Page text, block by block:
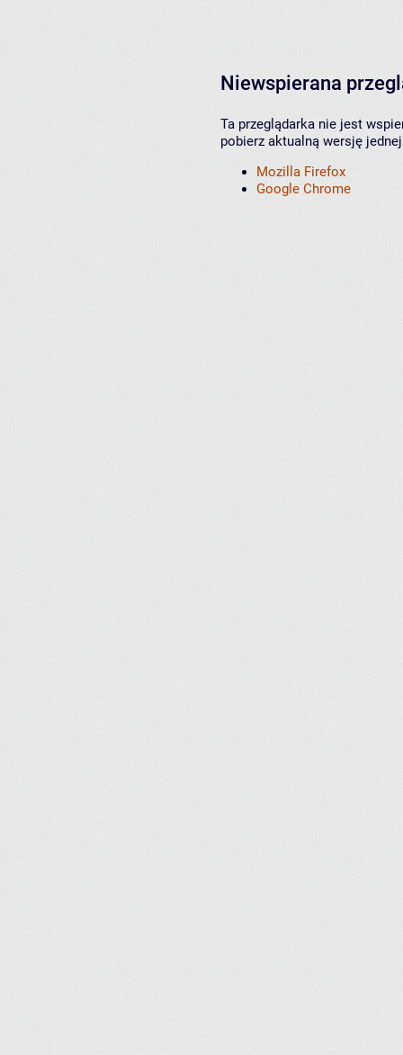
Niewspierana
Ta przeglądarka nie jest
pobierz aktualną wersję
Mozilla Firefox
Google Chrome